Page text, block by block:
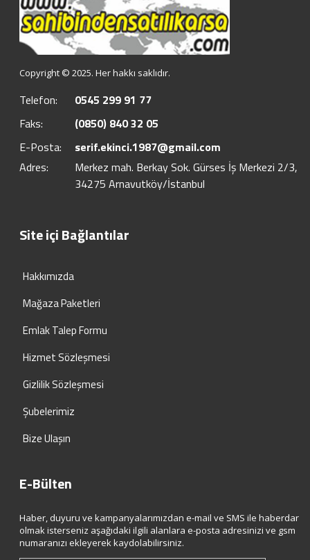
Copyright © 2025. Her hakkı saklıdır.
Telefon:
0545 299 91 77
Faks:
(0850) 840 32 05
E-Posta:
serif.ekinci.1987@gmail.com
Adres:
Merkez mah. Berkay Sok. Gürses İş Merkezi 2/3,
34275 Arnavutköy/İstanbul
Site içi Bağlantılar
Hakkımızda
Mağaza Paketleri
Emlak Talep Formu
Hizmet Sözleşmesi
Gizlilik Sözleşmesi
Şubelerimiz
Bize Ulaşın
E-Bülten
Haber, duyuru ve kampanyalarımızdan e-mail ve SMS ile haberdar
olmak isterseniz aşağıdaki ilgili alanlara e-posta adresinizi ve gsm
numaranızı ekleyerek kaydolabilirsiniz.